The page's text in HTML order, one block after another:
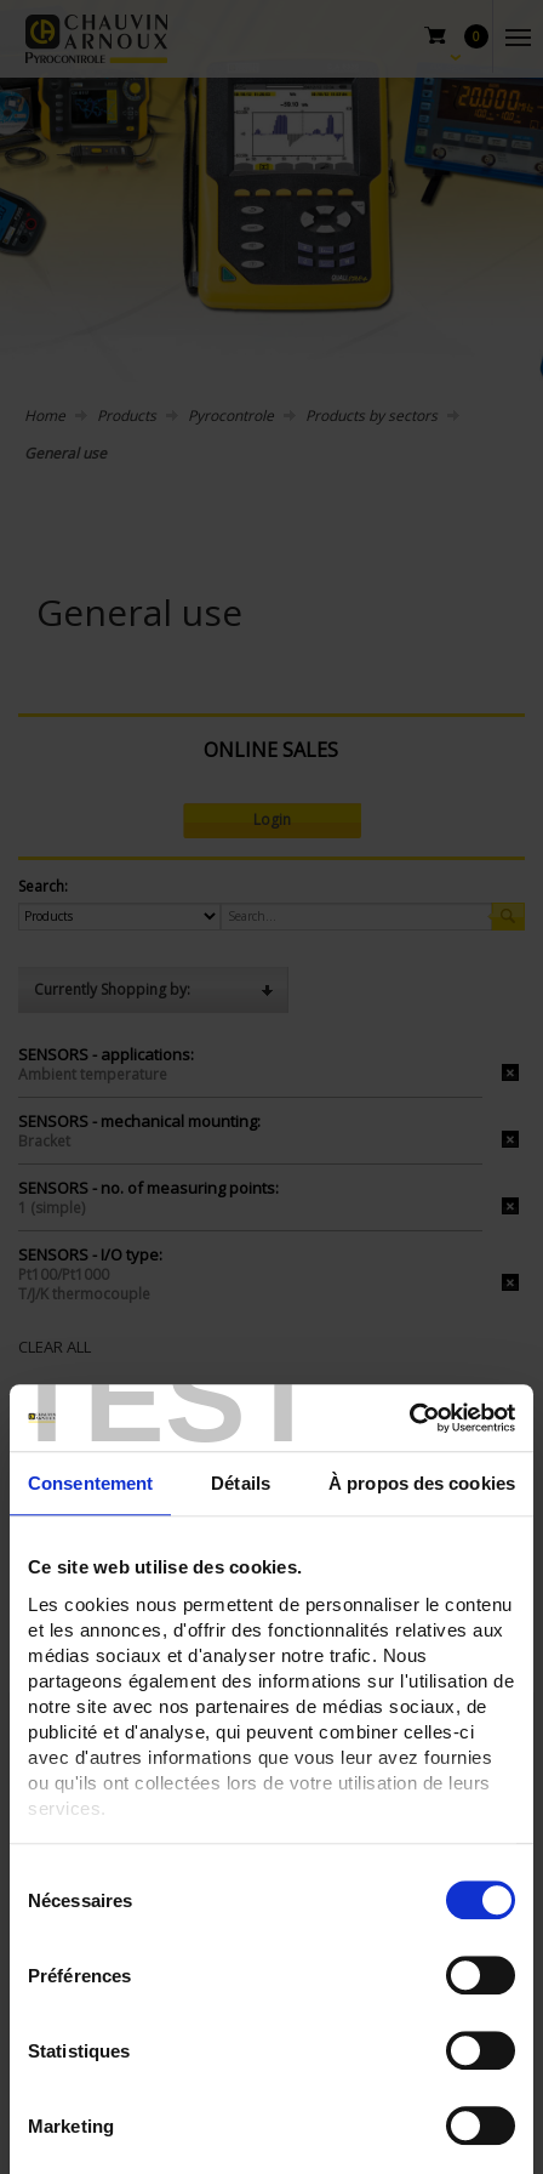
TEST
Consentement Détails À propos des cookies
Ce site web utilise des cookies.
Les cookies nous permettent de personnaliser le contenu
et les annonces, d'offrir des fonctionnalités relatives aux
médias sociaux et d'analyser notre trafic. Nous
partageons également des informations sur l'utilisation de
notre site avec nos partenaires de médias sociaux, de
publicité et d'analyse, qui peuvent combiner celles-ci
avec d'autres informations que vous leur avez fournies
ou qu'ils ont collectées lors de votre utilisation de leurs
services.
Nécessaires
Préférences
Statistiques
Marketing
0
Home Products Pyrocontrole
Products by sectors
General use
General use
ONLINE SALES
Login
Search:
Currently Shopping by:
SENSORS - applications:
Ambient temperature
SENSORS - mechanical mounting:
Bracket
SENSORS - no. of measuring points:
1 (simple)
SENSORS - I/O type:
Pt100/Pt1000
T/J/K thermocouple
CLEAR ALL
Shop By
3 item(s) Show
ENVIRONMENTAL SENSORS OUTPUT BY HEAD